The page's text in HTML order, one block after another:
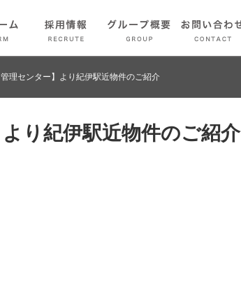
理センター】より紀伊駅近物件のご紹介
り紀伊駅近物件のご紹介